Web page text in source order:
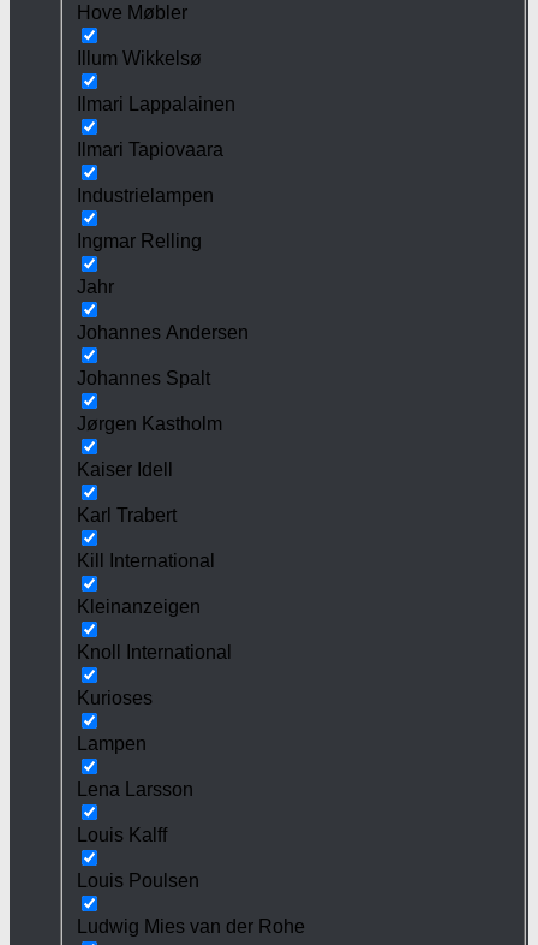
Hove Møbler
Illum Wikkelsø
Ilmari Lappalainen
Ilmari Tapiovaara
Industrielampen
Ingmar Relling
Jahr
Johannes Andersen
Johannes Spalt
Jørgen Kastholm
Kaiser Idell
Karl Trabert
Kill International
Kleinanzeigen
Knoll International
Kurioses
Lampen
Lena Larsson
Louis Kalff
Louis Poulsen
Ludwig Mies van der Rohe